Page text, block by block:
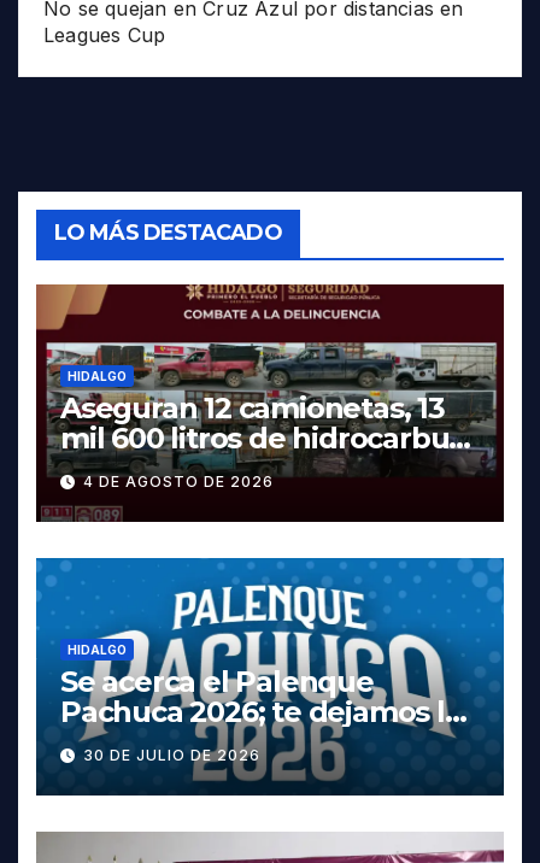
No se quejan en Cruz Azul por distancias en
Leagues Cup
LO MÁS DESTACADO
HIDALGO
Aseguran 12 camionetas, 13
mil 600 litros de hidrocarburo
y dos vehículos robados en
Tula
4 DE AGOSTO DE 2026
HIDALGO
Se acerca el Palenque
Pachuca 2026; te dejamos la
cartelera completa, las
fechas y los precios
30 DE JULIO DE 2026